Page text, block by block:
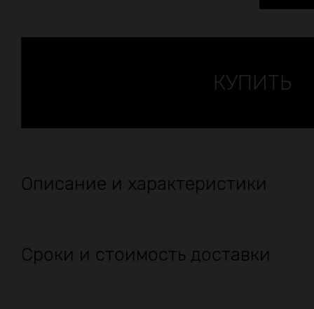
Описание и характеристики
Сроки и стоимость доставки